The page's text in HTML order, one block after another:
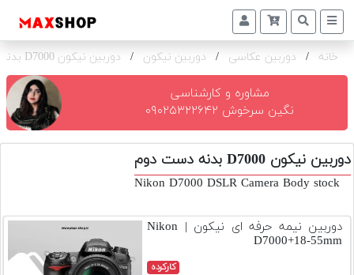
دوربین
و
تجهیزات
و
اکسسوری
دوم
خانه / دوربین عکاسی / دوربین نیکون / دوربین نیکون D7000 بدنه
مشاوره و کارشناسی
نگین سرخوش ۰۹۰۲۵۳۲۲۶۴۲
دوربین نیکون D7000 بدنه دست دوم
Nikon D7000 DSLR Camera Body stock
دوربین نیمه حرفه ای نیکون | Nikon
D7000+18-55mm
کارکرده